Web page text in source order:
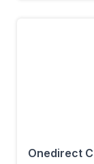
Onedirect